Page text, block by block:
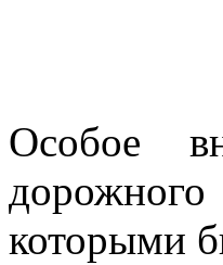
Особое
которыми